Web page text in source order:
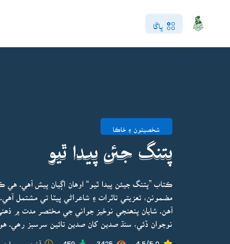
ڀاڱا
شخصيتون ۽ خاڪا
پتنگ جئن پيدا ٿيو
ڪتاب ”پتنگ جيئن پيدا ٿيو“ اوهان اڳيان پيش آهي.
مضمونن، تعزيتي تاثرات ۽ شاعراڻي ڀيٽا تي مشتمل
آهن. شايان پنھنجي نوخيز جواني جي مختصر مدت ۾
نوجوان ڏئي، سنڌ صدين کان صدين تائين سرسبز رھي. هو 21 سالن جي ڦوهه جواني ۾ حادثاتي طور وڇڙي
4.5/5.0
3425
459 آخري ڀيرو